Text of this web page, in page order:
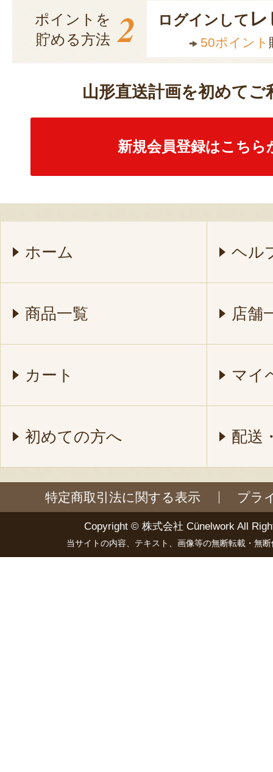
ポイントを
貯める方法 2 ログインして
50ポイント
山形直送計画を初めてご
新規会員登録はこちら
ホーム ヘル
商品一覧 店舗
カート マイ
初めての方へ 配送
特定商取引法に関する表示 プラ
Copyright © 株式会社 Cünelwork All
当サイトの内容、テキスト、画像等の無断転載・無